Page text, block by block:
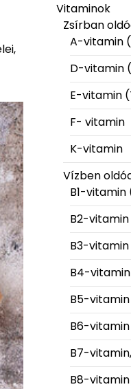
Vitaminok
Zsírban
A-vitamin
D-vitamin
E-vitamin
F- vitamin
K-vitamin
Vízben
B1-vitamin
B2-
B3-
B4-
B5-
B6-
B7-
B8-